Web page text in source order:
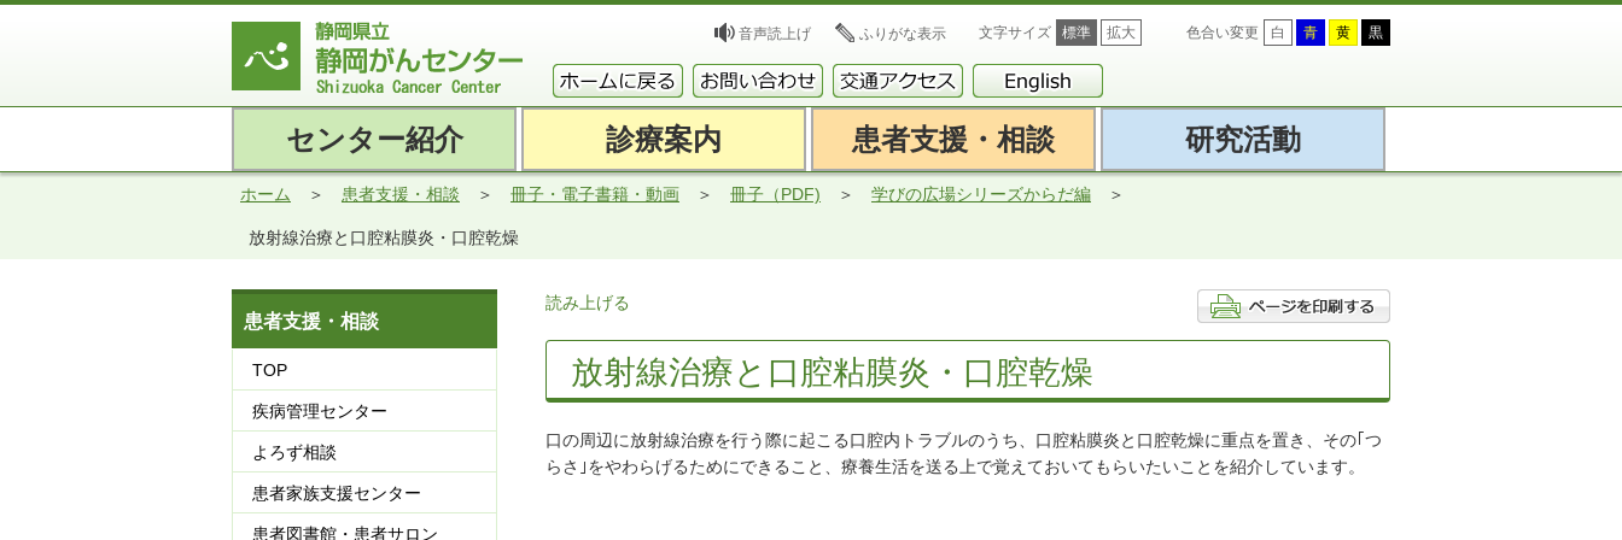
音声読上げ ふりがな表示 文字サイズ 標準 拡大 色合い変更 白 青 黄 黒
センター紹介 診療案内 患者支援・相談 研究活動
ホーム 患者支援・相談 冊子・電子書籍・動画 冊子（PDF) 学びの広場シリーズからだ編
放射線治療と口腔粘膜炎・口腔乾燥
読み上げる
放射線治療と口腔粘膜炎・口腔乾燥
口の周辺に放射線治療を行う際に起こる口腔内トラブルのうち、口腔粘膜炎と口腔乾燥に重点を置き、その｢つ
らさ｣をやわらげるためにできること、療養生活を送る上で覚えておいてもらいたいことを紹介しています。
患者支援・相談
TOP
疾病管理センター
よろず相談
患者家族支援センター
患者図書館・患者サロン